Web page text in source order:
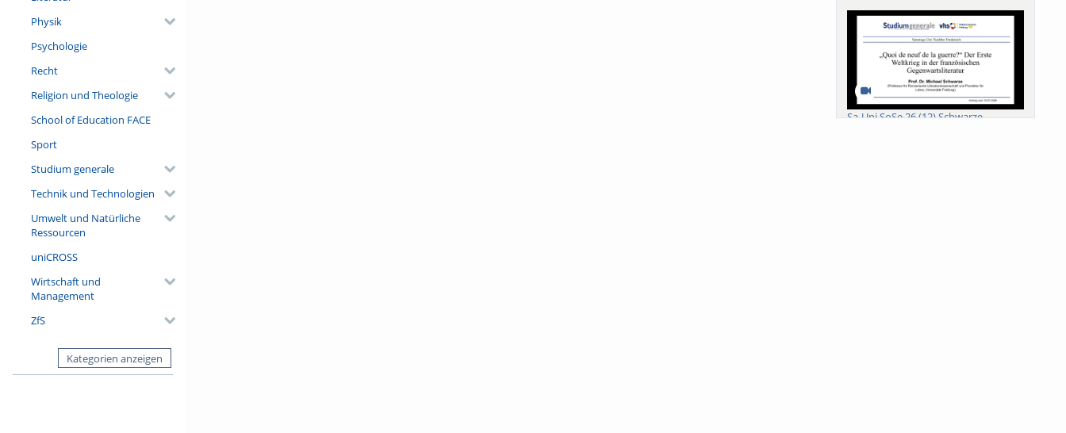
Physik
Psychologie
Recht
Religion und Theologie
School of Education FACE
Sport
Studium generale
Technik und Technologien
Umwelt und Natürliche
Ressourcen
uniCROSS
Wirtschaft und
Management
ZfS
Kategorien anzeigen
Sa-Uni SoSe 26 (12) Schwarze